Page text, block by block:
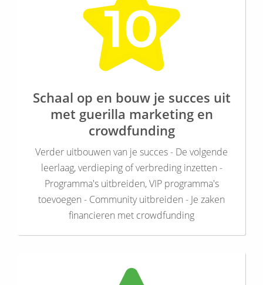
Schaal op en bouw je succes uit
met guerilla marketing en
crowdfunding
Verder uitbouwen van je succes - De volgende
leerlaag, verdieping of verbreding inzetten -
Programma's uitbreiden, VIP programma's
toevoegen - Community uitbreiden - Je zaken
financieren met crowdfunding